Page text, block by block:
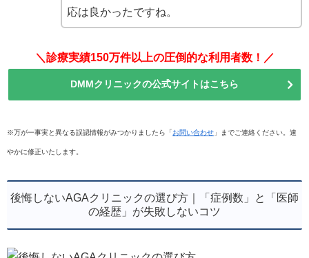
応は良かったですね。
＼診療実績150万件以上の圧倒的な利用者数！／
DMMクリニックの公式サイトはこちら
※万が一事実と異なる誤認情報がみつかりましたら「お問い合わせ 」までご連絡ください。速
やかに修正いたします。
後悔しないAGAクリニックの選び方｜「症例数」と「医師
の経歴」が失敗しないコツ